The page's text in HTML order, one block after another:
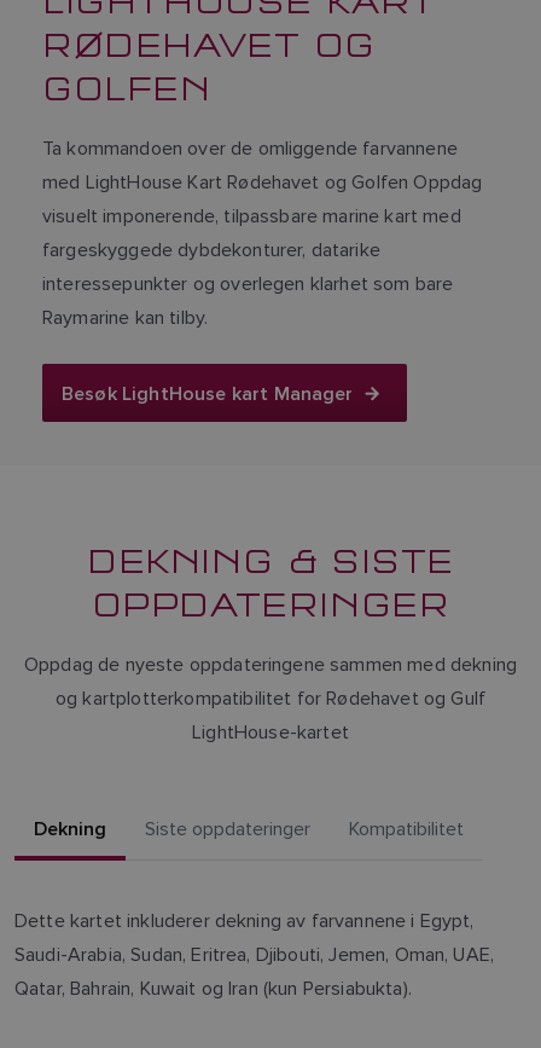
RØDEHAVET OG
GOLFEN
Ta kommandoen over de omliggende farvannene
med LightHouse Kart Rødehavet og Golfen Oppdag
visuelt imponerende, tilpassbare marine kart med
fargeskyggede dybdekonturer, datarike
interessepunkter og overlegen klarhet som bare
Raymarine kan tilby.
Besøk LightHouse kart Manager
DEKNING & SISTE
OPPDATERINGER
Oppdag de nyeste oppdateringene sammen med dekning
og kartplotterkompatibilitet for Rødehavet og Gulf
LightHouse-kartet
Dekning Siste oppdateringer Kompatibilitet
Dette kartet inkluderer dekning av farvannene i Egypt,
Saudi-Arabia, Sudan, Eritrea, Djibouti, Jemen, Oman, UAE,
Qatar, Bahrain, Kuwait og Iran (kun Persiabukta).